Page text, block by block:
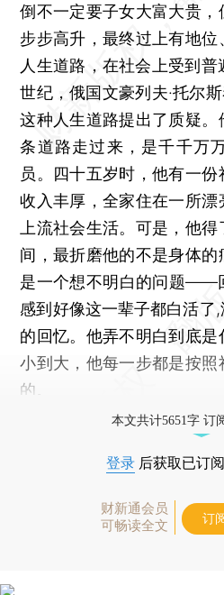
倒不一定要子女大富大贵
步步高升，最终过上有地
人生道路，在社会上受到
世纪，俄国文豪列夫·托尔斯
这种人生道路提出了质疑
条道路走过来，是千千万
员。四十五岁时，他有一份
收入丰厚，全家住在一所
上流社会生活。可是，他
间，最折磨他的不是身体
是一个想不明白的问题——
感到好像这一辈子都白活了
的回忆。他弄不明白到底
小到大，他每一步都是按
的。
本文共计5651字 订
登录 后获取已订
财新通会员
可畅读全文
订